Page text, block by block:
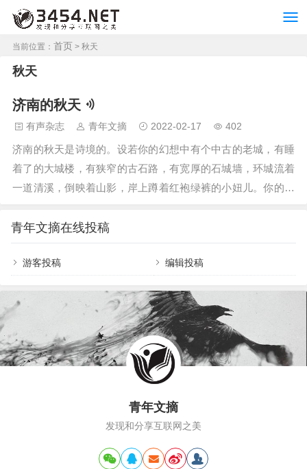
当前位置： 首页 > 秋天
秋天
济南的秋天
有声杂志 青年文摘 2022-02-17 402
济南的秋天是诗境的。设若你的幻想中有个中古的老城，有睡
着了的大城楼，有狭窄的古石路，有宽厚的石城墙，环城流着
一道清溪，倒映着山影，岸上蹲着红袍绿裤的小妞儿。你的幻
是不会幻想的——请到济南来看看吧。请你在秋天来。那城，
那河，那古路，那山影，是终年给你预备着的。可是，加上济
南的秋色，济南由古朴的画境转入静美的诗境中了。这个诗意
的赐给西湖，秋和冬的全赐给了济南。秋和冬是不好分开的，
青年文摘在线投稿
游客投稿 编辑投稿
青年文摘
发现和分享互联网之美